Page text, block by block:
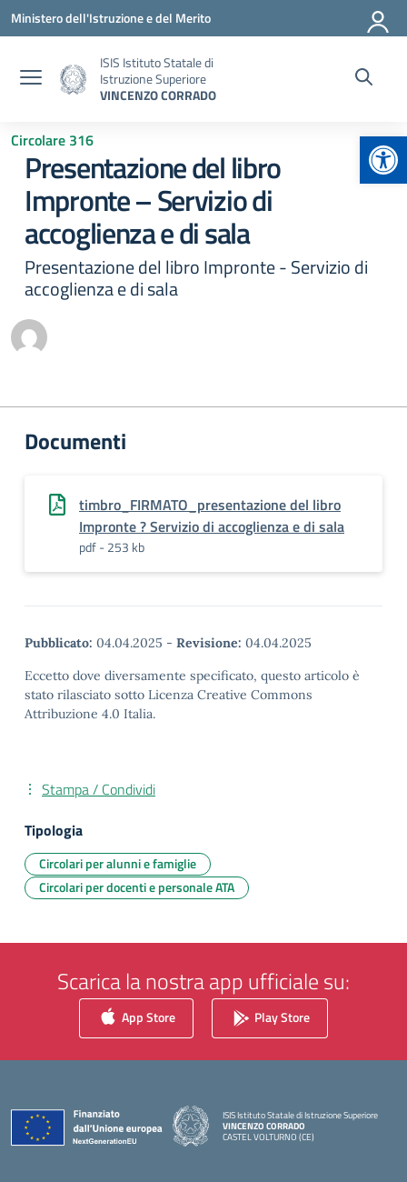
Vai ai contenuti
Vai al menu di navigazione
Vai al footer
Ministero dell'Istruzione e del Merito
ISIS Istituto Statale di
Istruzione Superiore
VINCENZO CORRADO
Circolare 316
Presentazione del libro
Impronte – Servizio di
accoglienza e di sala
Presentazione del libro Impronte - Servizio di
accoglienza e di sala
Documenti
timbro_FIRMATO_presentazione del libro
Impronte ? Servizio di accoglienza e di sala
pdf - 253 kb
Pubblicato: 04.04.2025 - Revisione: 04.04.2025
Eccetto dove diversamente specificato, questo articolo è
stato rilasciato sotto Licenza Creative Commons
Attribuzione 4.0 Italia.
Stampa / Condividi
Tipologia
Circolari per alunni e famiglie
Circolari per docenti e personale ATA
Scarica la nostra app ufficiale su:
App Store Play Store
ISIS Istituto Statale di Istruzione Superiore
VINCENZO CORRADO
CASTEL VOLTURNO (CE)